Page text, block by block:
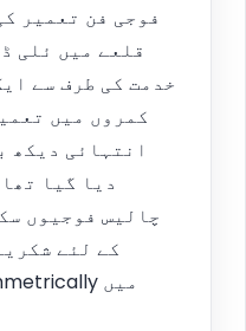
فوجی فن تعمیر
قلعے میں ئلی
خدمت کی طرف سے
کمروں میں
انتہائی دیکھ
دیا گیا
چالیس فوجیوں
کے لئے